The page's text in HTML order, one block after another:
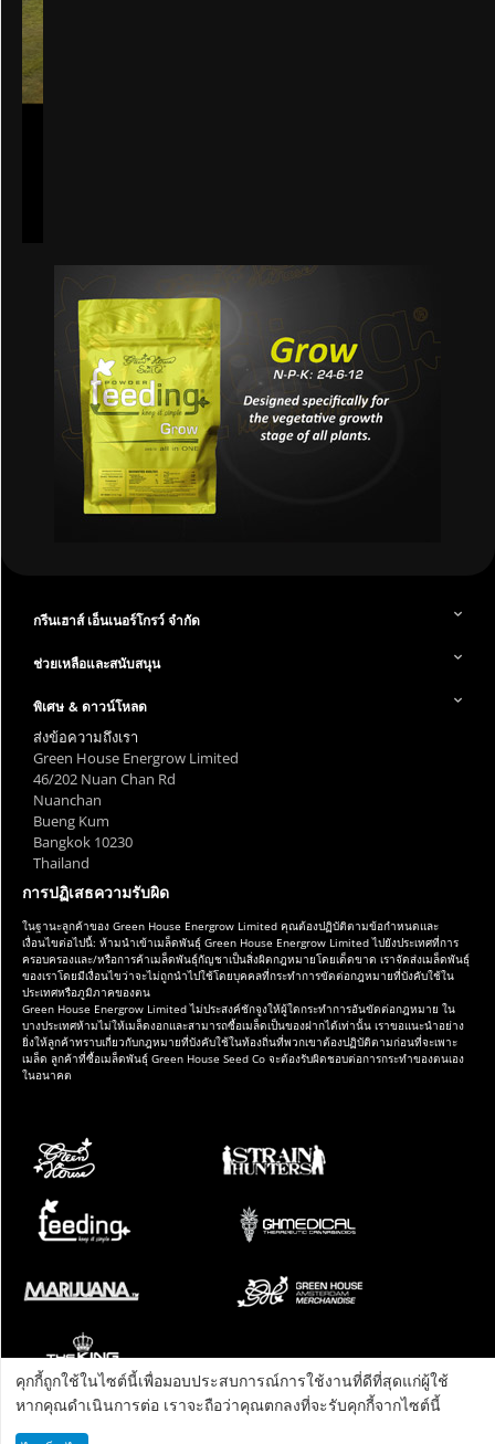
กรีนเฮาส์ เอ็นเนอร์โกรว์ จำกัด
ช่วยเหลือและสนับสนุน
พิเศษ & ดาวน์โหลด
ส่งข้อความถึงเรา
Green House Energrow Limited
46/202 Nuan Chan Rd
Nuanchan
Bueng Kum
Bangkok 10230
Thailand
การปฏิเสธความรับผิด
ในฐานะลูกค้าของ Green House Energrow Limited คุณต้องปฏิบัติตามข้อกำหนดและ
เงื่อนไขต่อไปนี้: ห้ามนำเข้าเมล็ดพันธุ์ Green House Energrow Limited ไปยังประเทศที่การ
ครอบครองและ/หรือการค้าเมล็ดพันธุ์กัญชาเป็นสิ่งผิดกฎหมายโดยเด็ดขาด เราจัดส่งเมล็ดพันธุ์
ของเราโดยมีเงื่อนไขว่าจะไม่ถูกนำไปใช้โดยบุคคลที่กระทำการขัดต่อกฎหมายที่บังคับใช้ใน
ประเทศหรือภูมิภาคของตน
Green House Energrow Limited ไม่ประสงค์ชักจูงให้ผู้ใดกระทำการอันขัดต่อกฎหมาย ใน
บางประเทศห้ามไม่ให้เมล็ดงอกและสามารถซื้อเมล็ดเป็นของฝากได้เท่านั้น เราขอแนะนำอย่าง
ยิ่งให้ลูกค้าทราบเกี่ยวกับกฎหมายที่บังคับใช้ในท้องถิ่นที่พวกเขาต้องปฏิบัติตามก่อนที่จะเพาะ
เมล็ด ลูกค้าที่ซื้อเมล็ดพันธุ์ Green House Seed Co จะต้องรับผิดชอบต่อการกระทำของตนเอง
ในอนาคต
คุกกี้ถูกใช้ในไซต์นี้เพื่อมอบประสบการณ์การใช้งานที่ดีที่สุดแก่ผู้ใช้
หากคุณดำเนินการต่อ เราจะถือว่าคุณตกลงที่จะรับคุกกี้จากไซต์นี้